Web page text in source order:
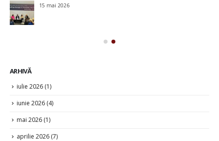
15 mai 2026
ARHIVĂ
iulie 2026 (1)
iunie 2026 (4)
mai 2026 (1)
aprilie 2026 (7)